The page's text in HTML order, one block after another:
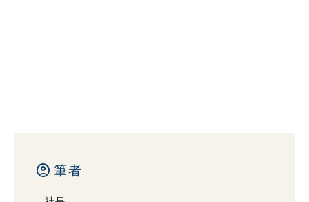
account_circle 筆者